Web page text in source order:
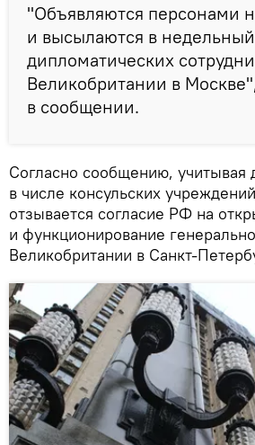
"Объявляются персонами
и высылаются в
дипломатических
Великобритании в
в сообщении.
Согласно сообщению, учитывая
в числе консульских
отзывается согласие РФ на
и функционирование
Великобритании в Санкт-